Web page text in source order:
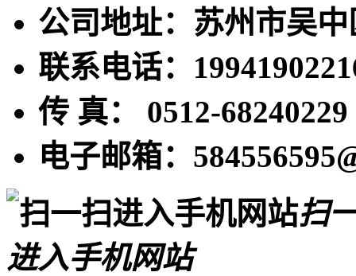
公司地址：苏州市吴
联系电话：
传 真： 0512-68240229
电子邮箱：
扫
进入手机网站